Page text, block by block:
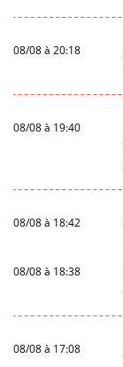
08/08 à 20:18
08/08 à 19:40
08/08 à 18:42
08/08 à 18:38
08/08 à 17:08